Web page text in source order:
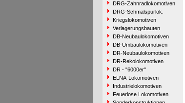
DRG-Zahnradlokomotiven
DRG-Schmalspurlok.
Kriegslokomotiven
Verlagerungsbauten
DB-Neubaulokomotiven
DB-Umbaulokomotiven
DR-Neubaulokomotiven
DR-Rekolokomotiven
DR - "6000er"
ELNA-Lokomotiven
Industrielokomotiven
Feuerlose Lokomotiven